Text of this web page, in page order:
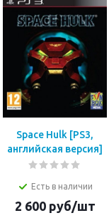
Space Hulk [PS3,
английская версия]
Есть в наличии
2 600руб/шт